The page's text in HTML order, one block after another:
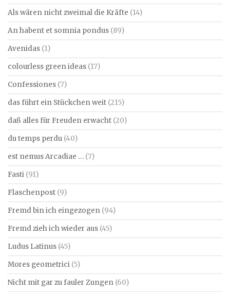
Als wären nicht zweimal die Kräfte (14)
An habent et somnia pondus (89)
Avenidas (1)
colourless green ideas (17)
Confessiones (7)
das führt ein Stückchen weit (215)
daß alles für Freuden erwacht (20)
du temps perdu (40)
est nemus Arcadiae … (7)
Fasti (91)
Flaschenpost (9)
Fremd bin ich eingezogen (94)
Fremd zieh ich wieder aus (45)
Ludus Latinus (45)
Mores geometrici (5)
Nicht mit gar zu fauler Zungen (60)